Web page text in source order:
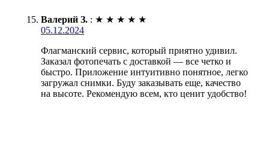
Валерий З. : ★ ★ ★ ★ ★
05.12.2024
Флагманский сервис, который приятно удивил.
Заказал фотопечать с доставкой — все четко и
быстро. Приложение интуитивно понятное, легко
загружал снимки. Буду заказывать еще, качество
на высоте. Рекомендую всем, кто ценит удобство!